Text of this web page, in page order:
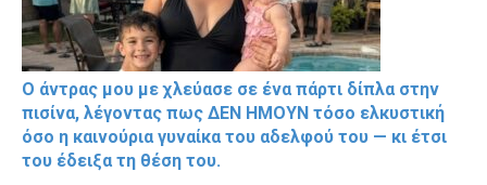
Ο άντρας μου με χλεύασε σε ένα πάρτι δίπλα στην
πισίνα, λέγοντας πως ΔΕΝ ΗΜΟΥΝ τόσο ελκυστική
όσο η καινούρια γυναίκα του αδελφού του — κι έτσι
του έδειξα τη θέση του.